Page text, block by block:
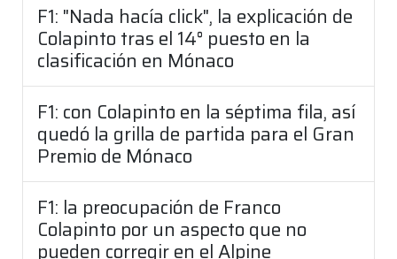
F1: "Nada hacía click", la explicación de
Colapinto tras el 14° puesto en la
clasificación en Mónaco
F1: con Colapinto en la séptima fila, así
quedó la grilla de partida para el Gran
Premio de Mónaco
F1: la preocupación de Franco
Colapinto por un aspecto que no
pueden corregir en el Alpine